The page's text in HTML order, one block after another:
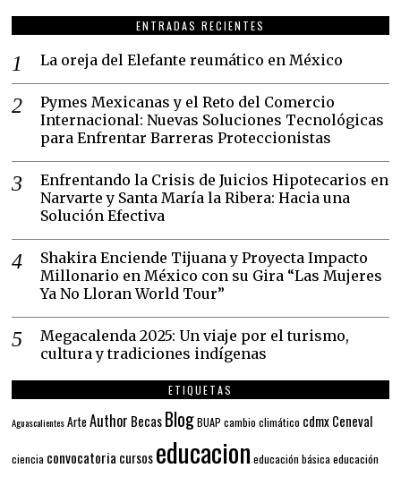
ENTRADAS RECIENTES
La oreja del Elefante reumático en México
Pymes Mexicanas y el Reto del Comercio
Internacional: Nuevas Soluciones Tecnológicas
para Enfrentar Barreras Proteccionistas
Enfrentando la Crisis de Juicios Hipotecarios en
Narvarte y Santa María la Ribera: Hacia una
Solución Efectiva
Shakira Enciende Tijuana y Proyecta Impacto
Millonario en México con su Gira “Las Mujeres
Ya No Lloran World Tour”
Megacalenda 2025: Un viaje por el turismo,
cultura y tradiciones indígenas
ETIQUETAS
Aguascalientes ArteAuthor BecasBlogBUAP cambio climático cdmxCeneval
ciencia convocatoria cursoseducacion educación básicaeducación